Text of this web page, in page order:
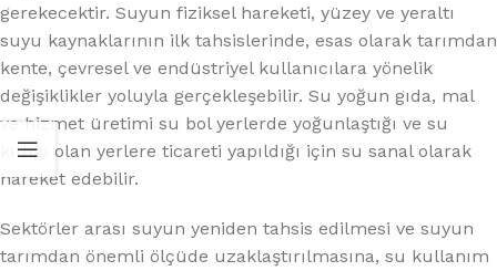
gerekecektir. Suyun fiziksel hareketi, yüzey ve yeraltı
suyu kaynaklarının ilk tahsislerinde, esas olarak tarımdan
kente, çevresel ve endüstriyel kullanıcılara yönelik
değişiklikler yoluyla gerçekleşebilir. Su yoğun gıda, mal
ve hizmet üretimi su bol yerlerde yoğunlaştığı ve su
kıtlığı olan yerlere ticareti yapıldığı için su sanal olarak
hareket edebilir.
Sektörler arası suyun yeniden tahsis edilmesi ve suyun
tarımdan önemli ölçüde uzaklaştırılmasına, su kullanım